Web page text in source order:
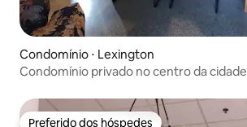
Condomínio ⋅ Lexington
Condomínio privado no centro da cidade
Preferido dos hóspedes